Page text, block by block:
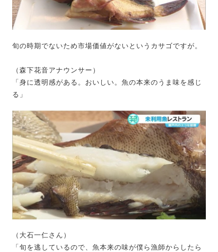
旬の時期でないため市場価値がないというカサゴですが。
（森下花音アナウンサー）
「身に透明感がある。おいしい。魚の本来のうま味を感じ
る」
（大石一仁さん）
「旬を逃しているので、魚本来の味が僕ら漁師からしたら